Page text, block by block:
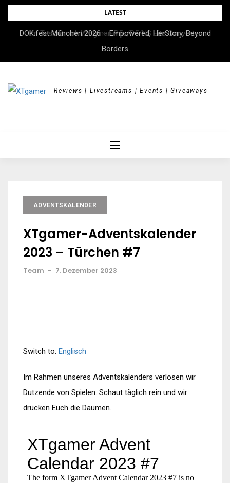
Skip
content
LATEST
Im Test: Brook Wingman P5s/P5/NS Lite Converter
DOK.fest München 2026 – Empowered, HerStory, Beyond
Borders
Reviews | Livestreams | Events | Giveaways
ADVENTSKALENDER
XTgamer-Adventskalender
2023 – Türchen #7
Team - 7. Dezember 2023
Switch to: Englisch
Im Rahmen unseres Adventskalenders verlosen wir
Dutzende von Spielen. Schaut täglich rein und wir
drücken Euch die Daumen.